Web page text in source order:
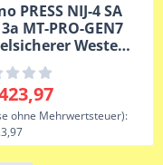
PRESS NIJ-4 SA
MT-PRO-GEN7
Weste
2 423,97, ohne
ohne Mehrwertsteuer):